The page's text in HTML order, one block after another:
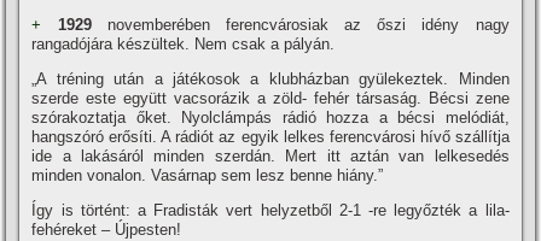
+ 1929novemberében ferencvárosiak az őszi idény nagy
rangadójára készültek. Nem csak a pályán.
„A tréning után a játékosok a klubházban gyülekeztek. Minden
szerde este együtt vacsorázik a zöld- fehér társaság. Bécsi zene
szórakoztatja őket. Nyolclámpás rádió hozza a bécsi melódiát,
hangszóró erősí­ti. A rádiót az egyik lelkes ferencvárosi hí­vő szállí­tja
ide a lakásáról minden szerdán. Mert itt aztán van lelkesedés
minden vonalon. Vasárnap sem lesz benne hiány.”
Így is történt: a Fradisták vert helyzetből 2-1 -re legyőzték a lila-
fehéreket – Újpesten!